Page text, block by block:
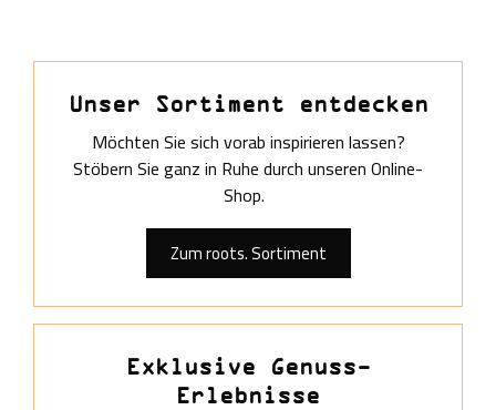
Unser Sortiment entdecken
Möchten Sie sich vorab inspirieren lassen?
Stöbern Sie ganz in Ruhe durch unseren Online-
Shop.
Zum roots. Sortiment
Exklusive Genuss-
Erlebnisse